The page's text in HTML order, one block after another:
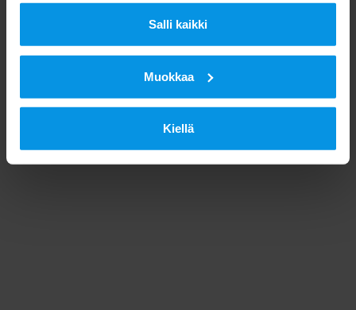
Salli kaikki
Muokkaa
Kiellä